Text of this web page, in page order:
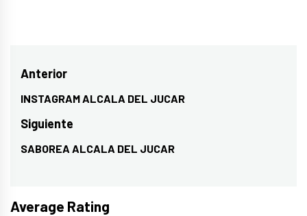
Navegación
de
entradas
Anterior
Entrada
anterior:
INSTAGRAM ALCALA DEL JUCAR
Siguiente
Entrada
SABOREA ALCALA DEL JUCAR
Average Rating